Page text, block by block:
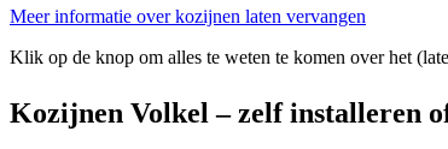
Meer informatie over kozijnen laten vervangen
Klik op de knop om alles te weten te komen over het
Kozijnen Volkel – zelf installeren